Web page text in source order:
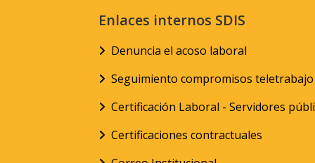
Enlaces internos SDIS
Denuncia el acoso laboral
Seguimiento compromisos teletrabajo
Certificación Laboral - Servidores
Certificaciones contractuales